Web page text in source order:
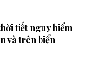
tiết nguy hiểm
và trên biển